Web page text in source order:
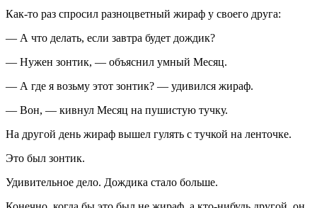
Как-то раз спросил разноцветный жираф у своего друга:
— А что делать, если завтра будет дождик?
— Нужен зонтик, — объяснил умный Месяц.
— А где я возьму этот зонтик? — удивился жираф.
— Вон, — кивнул Месяц на пушистую тучку.
На другой день жираф вышел гулять с тучкой на ленточке.
Это был зонтик.
Удивительное дело. Дождика стало больше.